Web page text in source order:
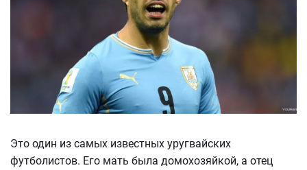
Это один из самых известных уругвайских
футболистов. Его мать была домохозяйкой, а отец